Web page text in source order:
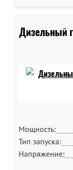
Дизельный
Мощность:
Тип запуска:
Напряжение: